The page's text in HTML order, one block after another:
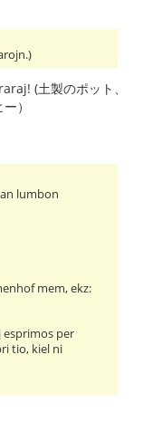
(土製のポット、
）
lumbon
mem, ekz:
esprimos per
tio, kiel ni